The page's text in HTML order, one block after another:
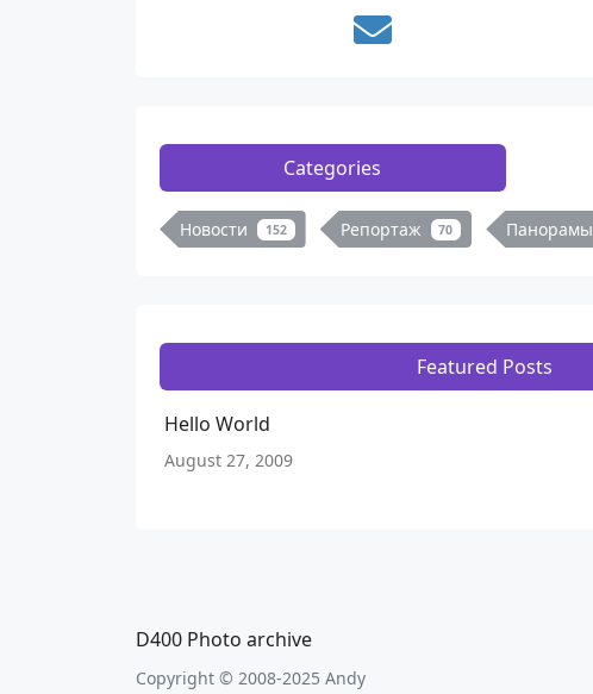
Categories
Новости 152 Репортаж 70 Панорамы
Featured Posts
Hello World
August 27, 2009
D400 Photo archive
Copyright © 2008-2025 Andy